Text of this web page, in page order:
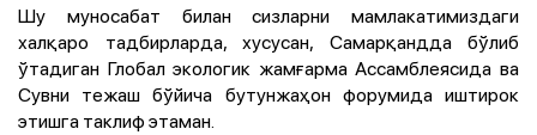
Шу муносабат билан сизларни мамлакатимиздаги
халқаро тадбирларда, хусусан, Самарқандда бўлиб
ўтадиган Глобал экологик жамғарма Ассамблеясида ва
Сувни тежаш бўйича бутунжаҳон форумида иштирок
этишга таклиф этаман.